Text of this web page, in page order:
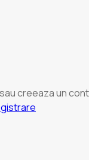
creeaza un cont